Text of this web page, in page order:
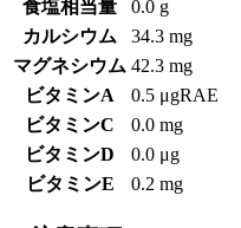
食塩相当量
0.0 g
カルシウム
34.3 mg
マグネシウム 42.3 mg
ビタミンA
0.5 μgRAE
ビタミンC
0.0 mg
ビタミンD
0.0 μg
ビタミンE
0.2 mg